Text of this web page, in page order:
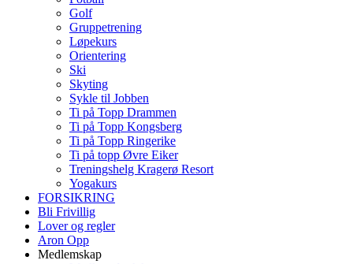
Golf
Gruppetrening
Løpekurs
Orientering
Ski
Skyting
Sykle til Jobben
Ti på Topp Drammen
Ti på Topp Kongsberg
Ti på Topp Ringerike
Ti på topp Øvre Eiker
Treningshelg Kragerø Resort
Yogakurs
FORSIKRING
Bli Frivillig
Lover og regler
Aron Opp
Medlemskap